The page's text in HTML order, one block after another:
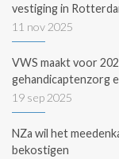
vestiging in
11 nov 2025
VWS maakt voor
gehandicaptenzorg
19 sep 2025
NZa wil het
bekostigen